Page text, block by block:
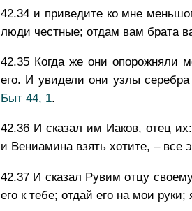
42.34 и приведите ко мне
люди честные; отдам вам брата
42.35 Когда же они опорожняли
его. И увидели они узлы
Быт 44, 1.
42.36 И сказал им Иаков, отец
и Вениамина взять хотите, – все
42.37 И сказал Рувим отцу
его к тебе; отдай его на мои руки;